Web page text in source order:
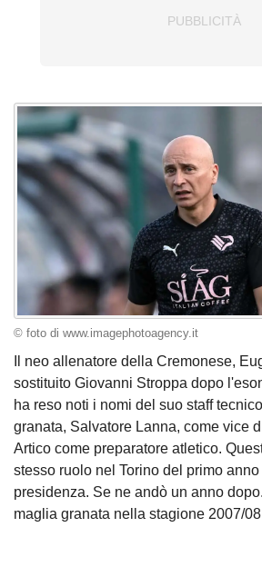
© foto di www.imagephotoagency.it
Il neo allenatore della Cremonese,
sostituito Giovanni Stroppa dopo
ha reso noti i nomi del suo staff
granata, Salvatore Lanna, come vice
Artico come preparatore atletico.
stesso ruolo nel Torino del primo
presidenza. Se ne andò un anno
maglia granata nella stagione 2007/